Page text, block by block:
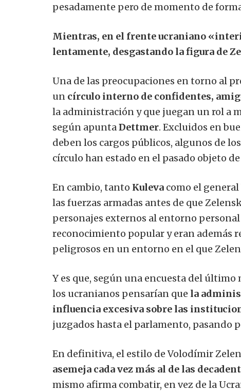
pesadamente pero de momento de
Mientras, en el frente ucraniano
lentamente, desgastando la figura de
Una de las preocupaciones en torno al
un círculo interno de confidentes,
la administración y que juegan un rol a
según apuntaDettmer. Excluidos en
deben los cargos públicos, algunos de
círculo han estado en el pasado objeto
En cambio, tanto Kuleva como el general
las fuerzas armadas antes de que
personajes externos al entorno
reconocimiento popular y eran además
peligrosos en un entorno en el que
Y es que, según una encuesta del
los ucranianos pensarían que la
influencia excesiva sobre las
juzgados hasta el parlamento, pasando
En definitiva, el estilo de Volodímir
asemeja cada vez más al de las
mismo afirma combatir, en vez de la